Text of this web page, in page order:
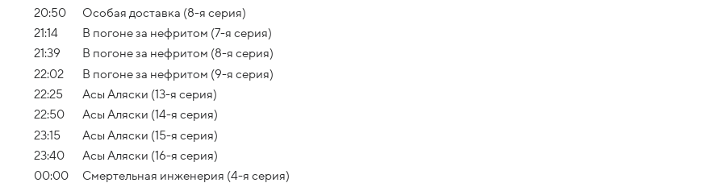
20:50
Особая доставка (8-я серия)
21:14
В погоне за нефритом (7-я серия)
21:39
В погоне за нефритом (8-я серия)
22:02
В погоне за нефритом (9-я серия)
22:25
Асы Аляски (13-я серия)
22:50
Асы Аляски (14-я серия)
23:15
Асы Аляски (15-я серия)
23:40
Асы Аляски (16-я серия)
00:00
Смертельная инженерия (4-я серия)